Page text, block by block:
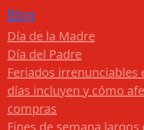
Blog
Día de la Madre
Día del Padre
Feriados irrenunciables
días incluyen y cómo
compras